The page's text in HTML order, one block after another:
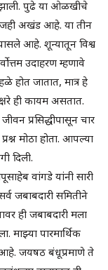
झाली. पुढे या ओळखीचे
अखंड आहे. या तीन
आहे. शून्यातून विश्व
उदाहरण म्हणावे
होत जातात, मात्र हे
ही कायम असतात.
प्रसिद्धीपासून चार
मोठा होता. आपल्या
दिली.
वांगडे यांनी सारी
जबाबदारी समितीने
ही जबाबदारी मला
माझ्या पारमार्थिक
जयषठ बंधूप्रमाणे ते